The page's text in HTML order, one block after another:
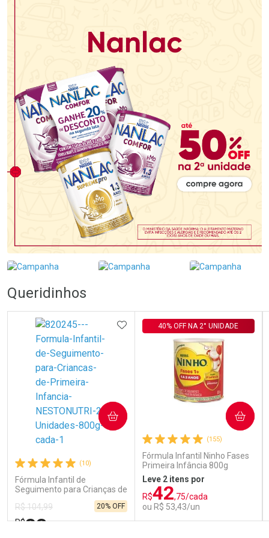
Queridinhos
(10)
Fórmula Infantil de
Seguimento para Crianças de
Primeira Infância Nestonutri
2 Unidades de 800g cada
R$ 104,99
R$83
20% OFF
ADICIONAR AOS FAVORITOS
COMPRAR
(155)
Fórmula Infantil Ninho Fases
Primeira Infância 800g
40% OFF NA 2° UNIDADE
Leve 2 itens por
R$42,75/cada
ou R$ 53,43/un
COMPRAR